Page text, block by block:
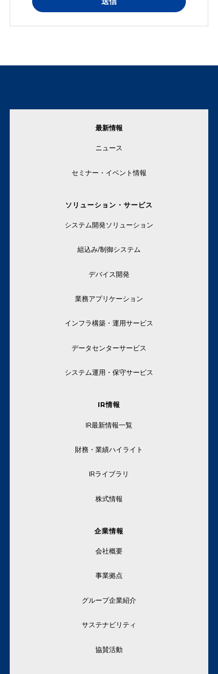
最新情報
ニュース
セミナー・イベント情報
ソリューション・サービス
システム開発ソリューション
組込み/制御システム
デバイス開発
業務アプリケーション
インフラ構築・運用サービス
データセンターサービス
システム運用・保守サービス
IR情報
IR最新情報一覧
財務・業績ハイライト
IRライブラリ
株式情報
企業情報
会社概要
事業拠点
グループ企業紹介
サステナビリティ
協賛活動